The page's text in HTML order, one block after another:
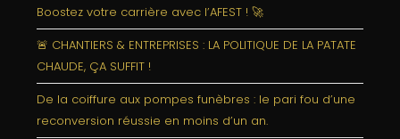
Boostez votre carrière avec l’AFEST ! 🚀
🚨 CHANTIERS & ENTREPRISES : LA POLITIQUE DE LA PATATE
CHAUDE, ÇA SUFFIT !
De la coiffure aux pompes funèbres : le pari fou d’une
reconversion réussie en moins d’un an.